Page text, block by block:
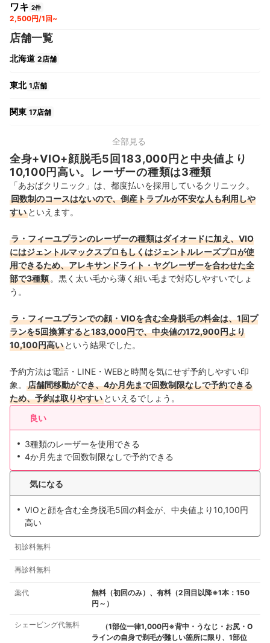
ワキ 2件
2,500円/1回~
店舗一覧
北海道 2店舗
東北 1店舗
関東 17店舗
関西 5店舗
中国・四国 1店舗
九州・沖縄 3店舗
全部見る
全身+VIO+顔脱毛5回183,000円と中央値より
10,100円高い。レーザーの種類は3種類
「あおばクリニック」は、都度払いを採用しているクリニック。
回数制のコースはないので、倒産トラブルが不安な人も利用しや
すい といえます。
ラ・フィーユプランのレーザーの種類はダイオードに加え、VIO
にはジェントルマックスプロもしくはジェントルレーズプロが使
用できるため、アレキサンドライト・ヤグレーザーを合わせた全
部で3種類 。黒く太い毛から薄く細い毛まで対応しやすいでしょ
う。
ラ・フィーユプランでの顔・VIOを含む全身脱毛の料金は、1回プ
ランを5回換算すると183,000円で、中央値の172,900円より
10,100円高い という結果でした。
予約方法は電話・LINE・WEBと時間を気にせず予約しやすい印
象。
店舗間移動ができ、4か月先まで回数制限なしで予約できる
ため、予約は取りやすい といえるでしょう。
良い
3種類のレーザーを使用できる
4か月先まで回数制限なしで予約できる
気になる
VIOと顔を含む全身脱毛5回の料金が、中央値より10,100円
高い
初診料無料
再診料無料
薬代
無料（初回のみ）、有料（2回目以降※1本：150
円～）
シェービング代無料
（1部位一律1,000円※背中・うなじ・お尻・O
ラインの自身で剃毛が難しい箇所に限り、1部位